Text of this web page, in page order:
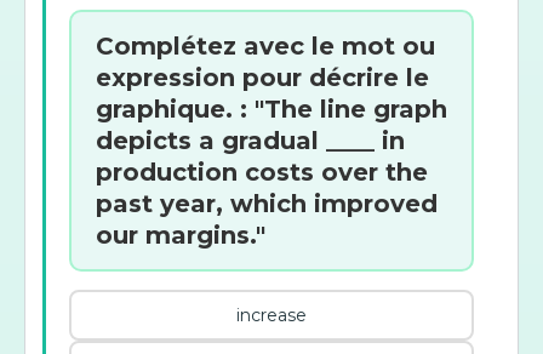
Complétez avec le mot ou
expression pour décrire le
graphique. : "The line graph
depicts a gradual ____ in
production costs over the
past year, which improved
our margins."
increase